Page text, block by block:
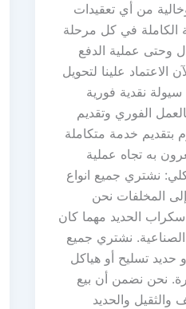
من أي تعقيدات
الكاملة في كل مرحلة
وحتى عملية الدفع
الاعتماد علينا لتحويل
نقدية فورية
الفوري وتقديم
بتقديم خدمة متكاملة
به تجاه عملية
نشتري جميع انواع
المخلفات نحن
الحديد مهما كان
نشتري جميع
حديد تسليح أو هياكل
نحن نضمن أن بيع
والحديد